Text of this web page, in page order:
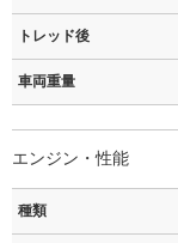
トレッド後
車両重量
エンジン・性能
種類